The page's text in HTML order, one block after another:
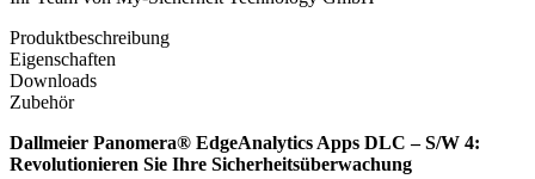
Produktbeschreibung
Eigenschaften
Downloads
Zubehör
Dallmeier Panomera® EdgeAnalytics Apps DLC – S/W 4:
Revolutionieren Sie Ihre Sicherheitsüberwachung